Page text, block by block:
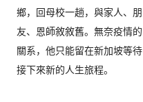
鄉，回母校一趟，與家人、朋
友、 恩師敘敘舊。無奈疫情的
關系， 他只能留在新加坡等待
接下來新的人生旅程。